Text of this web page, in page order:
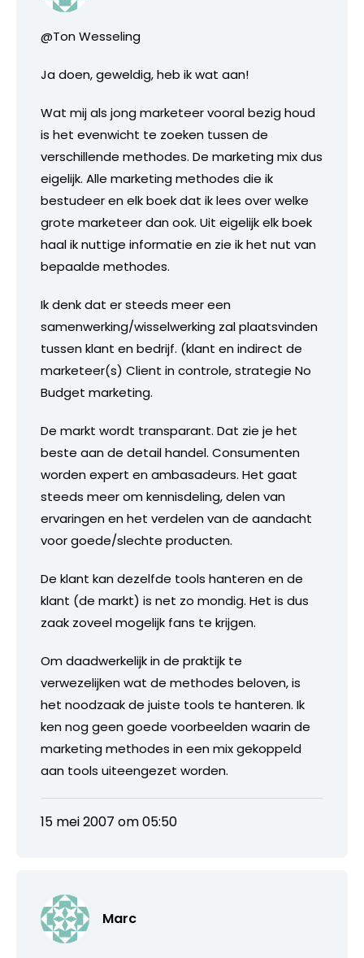
@Ton Wesseling
Ja doen, geweldig, heb ik wat aan!
Wat mij als jong marketeer vooral bezig houd
is het evenwicht te zoeken tussen de
verschillende methodes. De marketing mix dus
eigelijk. Alle marketing methodes die ik
bestudeer en elk boek dat ik lees over welke
grote marketeer dan ook. Uit eigelijk elk boek
haal ik nuttige informatie en zie ik het nut van
bepaalde methodes.
Ik denk dat er steeds meer een
samenwerking/wisselwerking zal plaatsvinden
tussen klant en bedrijf. (klant en indirect de
marketeer(s) Client in controle, strategie No
Budget marketing.
De markt wordt transparant. Dat zie je het
beste aan de detail handel. Consumenten
worden expert en ambasadeurs. Het gaat
steeds meer om kennisdeling, delen van
ervaringen en het verdelen van de aandacht
voor goede/slechte producten.
De klant kan dezelfde tools hanteren en de
klant (de markt) is net zo mondig. Het is dus
zaak zoveel mogelijk fans te krijgen.
Om daadwerkelijk in de praktijk te
verwezelijken wat de methodes beloven, is
het noodzaak de juiste tools te hanteren. Ik
ken nog geen goede voorbeelden waarin de
marketing methodes in een mix gekoppeld
aan tools uiteengezet worden.
15 mei 2007 om 05:50
Marc